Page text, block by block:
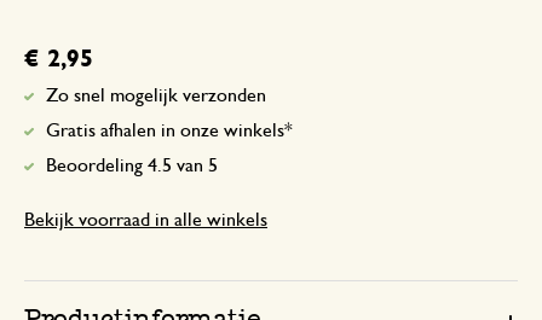
€ 2,95
Zo snel mogelijk verzonden
Gratis afhalen in onze winkels*
Beoordeling 4.5 van 5
Bekijk voorraad in alle winkels